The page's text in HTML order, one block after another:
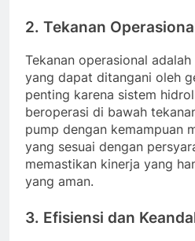
2. Tekanan
Tekanan operasional
yang dapat ditangani oleh
penting karena sistem
beroperasi di bawah
pump dengan kemampuan
yang sesuai dengan
memastikan kinerja yang
yang aman.
3. Efisiensi dan